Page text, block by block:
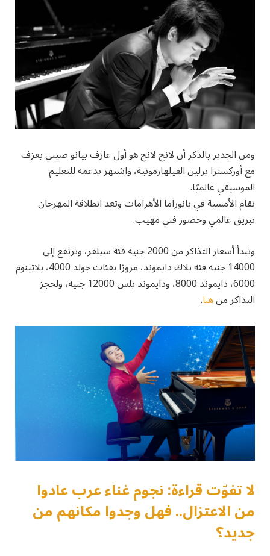
ومن الجدير بالذكر أن لانج لانج هو أول عازف بيانو صيني يعزف
مع أوركسترا برلين الفيلهارمونية، واشتهر بدعمه للتعليم
الموسيقي عالميًا.
تقام الأمسية في بانوراما الأهرامات وتعد انطلاقة المهرجان
ببريق عالمي وحضور فني مهيب.
وتبدأ أسعار التذاكر من 2000 جنيه فئة سيلفر، وترتفع إلى
14000 جنيه فئة بلاك دايموند، مرورًا بفئات جولد 4000، بلاتينوم
6000، دايموند 8000، ودايموند بلس 12000 جنيه، ولحجز
التذاكر منهنا.
لا تفوّت قراءة: نجوم غناء عرب عادوا
من الاعتزال.. فهل وجدوا مكانهم من
جديد؟